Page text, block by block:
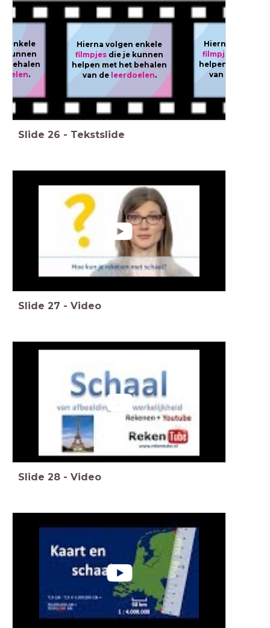
Hierna volgen enkele
filmpjes die je kunnen
helpen met het behalen
van de leerdoelen.
enkele
kunnen
behalen
.
Hierna volgen
filmpjes
helpen met het
van de
Slide 26 - Tekstslide
Slide 27 - Video
Slide 28 - Video